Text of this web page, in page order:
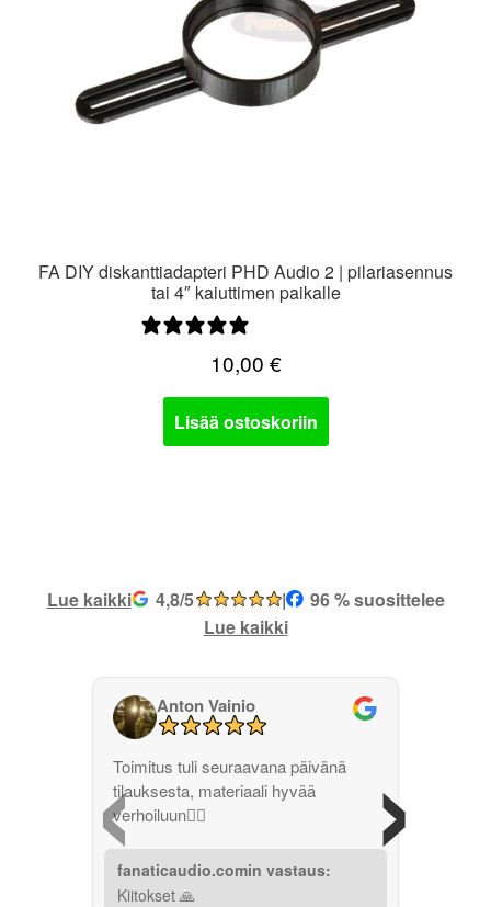
FA DIY diskanttiadapteri PHD Audio 2 | pilariasennus
tai 4″ kaiuttimen paikalle
10,00 €
Lisää ostoskoriin
Lue kaikki 4,8/5 |
96 % suosittelee
Lue kaikki
‹
Anton Vainio
Toimitus tuli seuraavana päivänä
tilauksesta, materiaali hyvää
verhoiluun👌🏽
fanaticaudio.comin vastaus:
Kiitokset 🙏
›